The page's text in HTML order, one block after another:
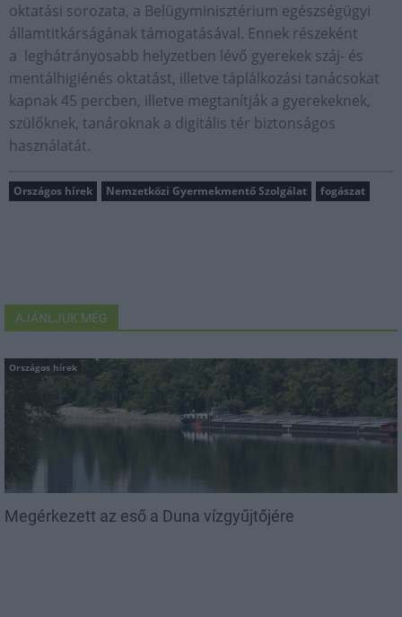
oktatási sorozata, a Belügyminisztérium egészségügyi
államtitkárságának támogatásával. Ennek részeként
a leghátrányosabb helyzetben lévő gyerekek száj- és
mentálhigiénés oktatást, illetve táplálkozási tanácsokat
kapnak 45 percben, illetve megtanítják a gyerekeknek,
szülőknek, tanároknak a digitális tér biztonságos
használatát.
Országos hírek Nemzetközi Gyermekmentő Szolgálat fogászat
AJÁNLJUK MÉG
Országos hírek
Megérkezett az eső a Duna vízgyűjtőjére